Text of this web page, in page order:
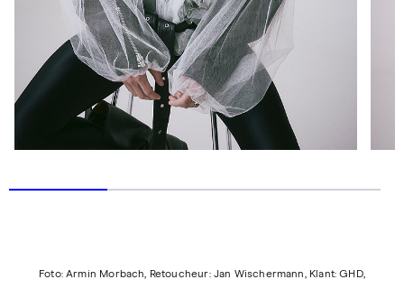
Foto: Armin Morbach, Retoucheur: Jan Wischermann, Klant: GHD,